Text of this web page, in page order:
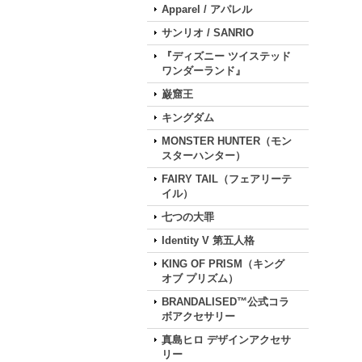
Apparel / アパレル
サンリオ / SANRIO
『ディズニー ツイステッド
ワンダーランド』
巌窟王
キングダム
MONSTER HUNTER（モン
スターハンター）
FAIRY TAIL（フェアリーテ
イル）
七つの大罪
Identity V 第五人格
KING OF PRISM（キング
オブ プリズム）
BRANDALISED™公式コラ
ボアクセサリー
真島ヒロ デザインアクセサ
リー